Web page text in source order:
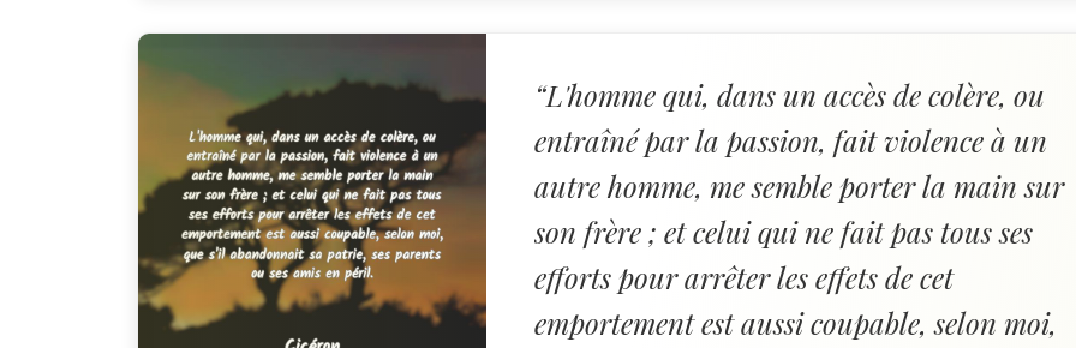
“L'homme qui, dans un accès de colère, ou
entraîné par la passion, fait violence à un
autre homme, me semble porter la main sur
son frère ; et celui qui ne fait pas tous ses
efforts pour arrêter les effets de cet
emportement est aussi coupable, selon moi,